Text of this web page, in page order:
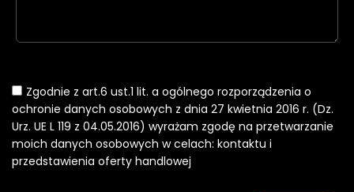
Zgodnie z art.6 ust.1 lit. a ogólnego rozporządzenia o
ochronie danych osobowych z dnia 27 kwietnia 2016 r. (Dz.
Urz. UE L 119 z 04.05.2016) wyrażam zgodę na przetwarzanie
moich danych osobowych w celach: kontaktu i
przedstawienia oferty handlowej